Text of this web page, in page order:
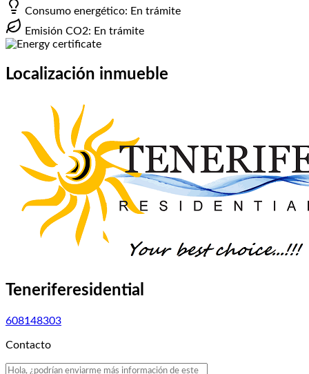
Consumo energético: En trámite
Emisión CO2: En trámite
Localización inmueble
Teneriferesidential
608148303
Contacto